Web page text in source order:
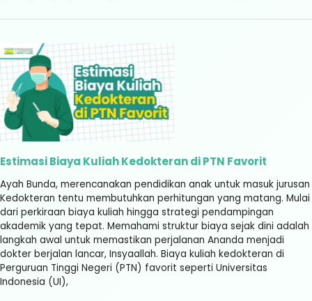
Estimasi Biaya Kuliah Kedokteran di PTN Favorit
Ayah Bunda, merencanakan pendidikan anak untuk masuk jurusan
Kedokteran tentu membutuhkan perhitungan yang matang. Mulai
dari perkiraan biaya kuliah hingga strategi pendampingan
akademik yang tepat. Memahami struktur biaya sejak dini adalah
langkah awal untuk memastikan perjalanan Ananda menjadi
dokter berjalan lancar, Insyaallah. Biaya kuliah kedokteran di
Perguruan Tinggi Negeri (PTN) favorit seperti Universitas
Indonesia (UI),